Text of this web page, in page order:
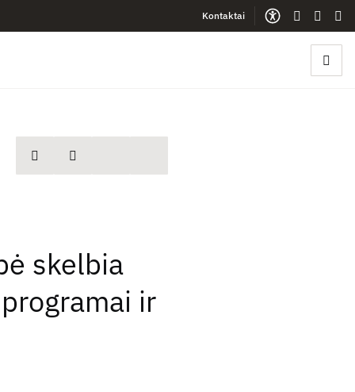
Kontaktai
Gestų
spausdintiDalintis
skelbia
ir